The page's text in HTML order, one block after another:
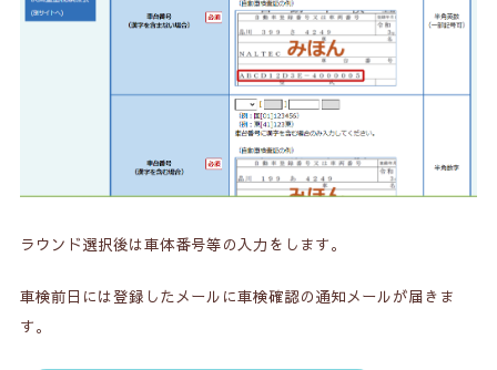
ラウンド選択後は車体番号等の入力をします。
車検前日には登録したメールに車検確認の通知メールが届きま
す。